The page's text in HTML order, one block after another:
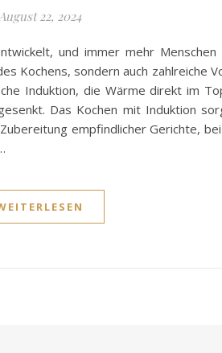
August 22, 2024
und immer mehr
Kochens, sondern auch zahlreiche
Induktion, die Wärme direkt im
Das Kochen mit Induktion
empfindlicher Gerichte,